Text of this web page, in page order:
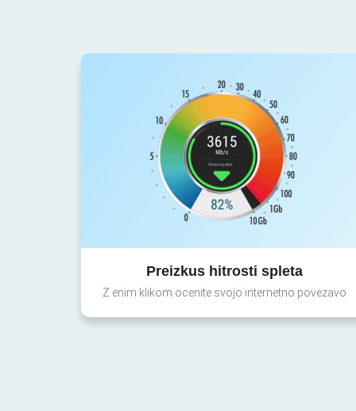
Preizkus hitrosti spleta
Z enim klikom ocenite svojo internetno povezavo